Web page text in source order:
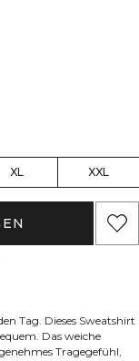
XL XXL
Tag. Dieses Sweatshirt
Das weiche
Tragegefühl,